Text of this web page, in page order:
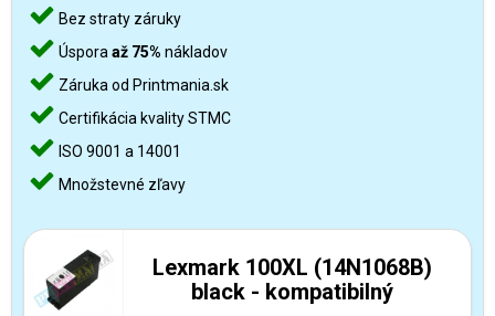
Bez straty záruky
Úspora až 75% nákladov
Záruka od Printmania.sk
Certifikácia kvality STMC
ISO 9001 a 14001
Množstevné zľavy
Lexmark 100XL (14N1068B)
black - kompatibilný